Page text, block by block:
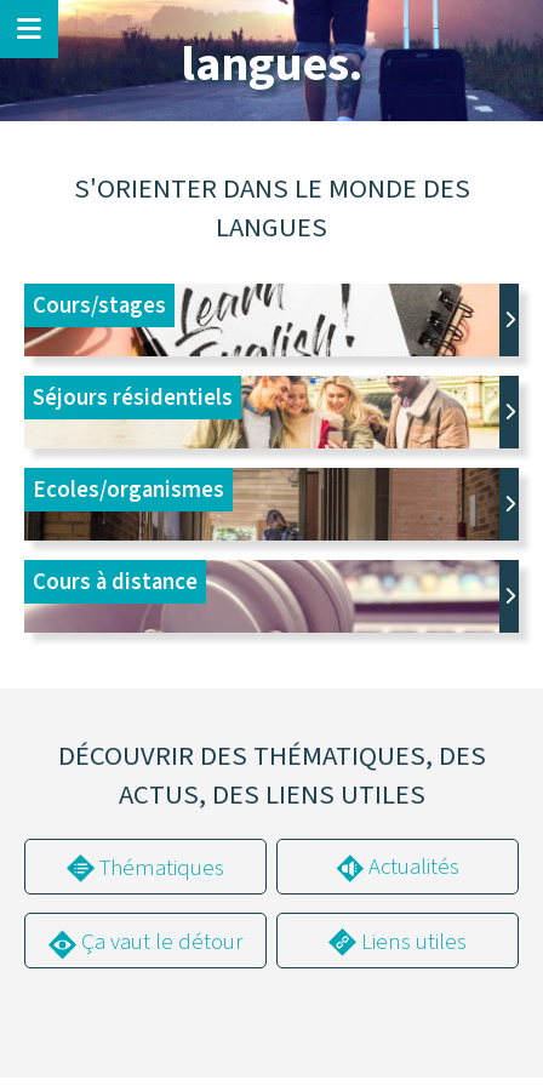
langues.
S'ORIENTER DANS LE MONDE DES
LANGUES
Cours/stages
Séjours résidentiels
Ecoles/organismes
Cours à distance
DÉCOUVRIR DES THÉMATIQUES, DES
ACTUS, DES LIENS UTILES
Thématiques Actualités
Ça vaut le détour Liens utiles